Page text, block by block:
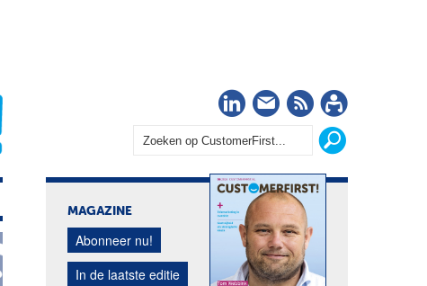
LinkedIn
Nieuwsbrief
RSS
MAGAZINE
Abonneer nu!
In de laatste editie